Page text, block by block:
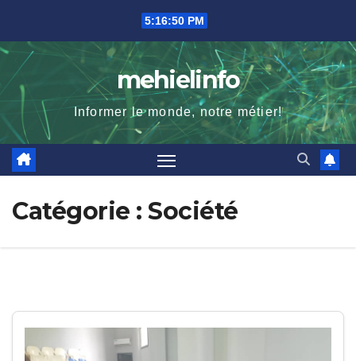
content
5:16:51 PM
mehielinfo
Informer le monde, notre métier!
Catégorie : Société